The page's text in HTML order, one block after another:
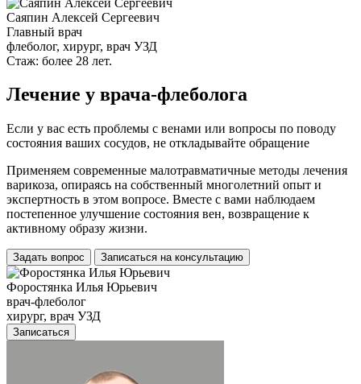
Саяпин Алексей Сергеевич
Главный врач
флеболог, хирург, врач УЗД
Стаж: более 28 лет.
Лечение у врача-флеболога
Если у вас есть проблемы с венами или вопросы по поводу
состояния ваших сосудов, не откладывайте обращение
Применяем современные малотравматичные методы лечения
варикоза, опираясь на собственный многолетний опыт и
экспертность в этом вопросе. Вместе с вами наблюдаем
постепенное улучшение состояния вен, возвращение к
активному образу жизни.
Задать вопрос Записаться на консультацию
Форостянка Илья Юрьевич
врач-флеболог
хирург, врач УЗД
Записаться